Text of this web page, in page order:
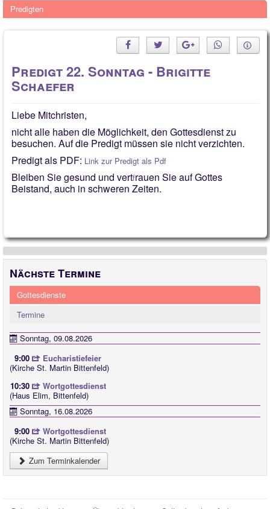
Spirituelles
Predigten
Predigt 22. Sonntag - Brigitte
Schaefer
Liebe Mitchristen,
nicht alle haben die Möglichkeit, den Gottesdienst zu
besuchen. Auf die Predigt müssen sie nicht verzichten.
Predigt als PDF: Link zur Predigt als Pdf
Bleiben Sie gesund und vertfrauen Sie auf Gottes
Beistand, auch in schweren Zeiten.
Nächste Termine
Gottesdienste
Termine
Sonntag, 09.08.2026
9:00
Eucharistiefeier
(Kirche St. Martin Bittenfeld)
10:30
Wortgottesdienst
(Haus Elim, Bittenfeld)
Sonntag, 16.08.2026
9:00
Wortgottesdienst
(Kirche St. Martin Bittenfeld)
Zum Terminkalender